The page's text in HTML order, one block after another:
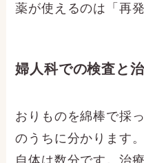
薬が使えるのは「再
婦人科での検査と
おりものを綿棒で採
のうちに分かります